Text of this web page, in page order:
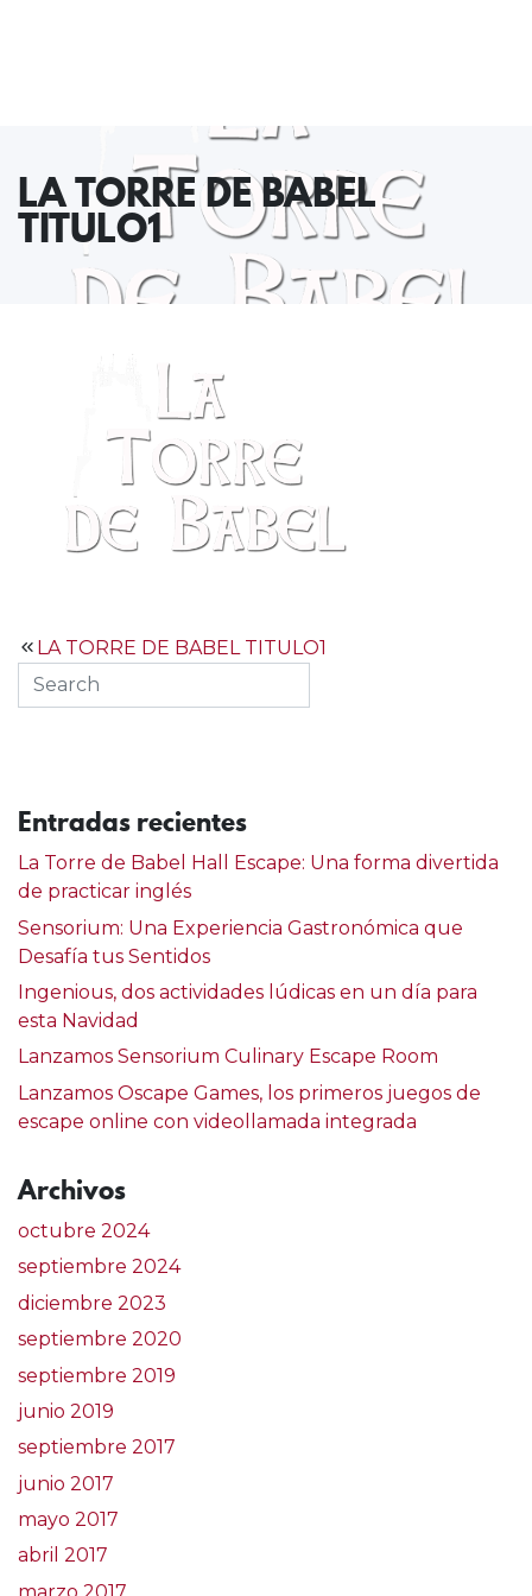
LA TORRE DE BABEL
TITULO1
Navegación
de
entradas
LA TORRE DE BABEL TITULO1
Entradas recientes
La Torre de Babel Hall Escape: Una forma divertida
de practicar inglés
Sensorium: Una Experiencia Gastronómica que
Desafía tus Sentidos
Ingenious, dos actividades lúdicas en un día para
esta Navidad
Lanzamos Sensorium Culinary Escape Room
Lanzamos Oscape Games, los primeros juegos de
escape online con videollamada integrada
Archivos
octubre 2024
septiembre 2024
diciembre 2023
septiembre 2020
septiembre 2019
junio 2019
septiembre 2017
junio 2017
mayo 2017
abril 2017